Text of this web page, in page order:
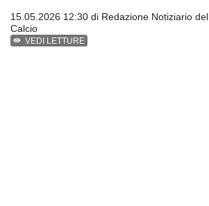
15.05.2026 12:30 di Redazione Notiziario del
Calcio
VEDI LETTURE